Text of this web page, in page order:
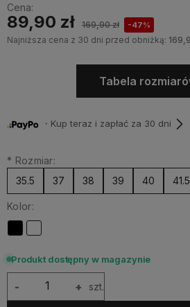
Cena:
89,90 zł 169,90 zł -47%
Najniższa cena z 30 dni przed obniżką:
Tabela
・Kup teraz i zapłać za 30 dni
* Rozmiar:
35.5
37 38 39 40 41.5
Kolor:
Produkt dostępny w magazynie
+
- szt.